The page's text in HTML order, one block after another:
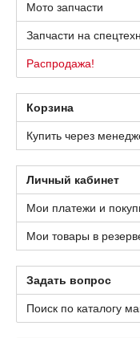
Мото запчасти
Запчасти на
Распродажа!
Корзина
Купить через
Личный кабинет
Мои платежи и
Мои товары в
Задать вопрос
Поиск по каталогу